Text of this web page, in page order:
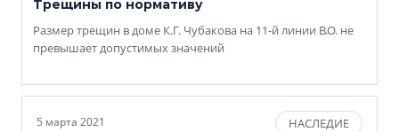
Трещины по нормативу
Размер трещин в доме К.Г. Чубакова на 11-й линии В.О. не
превышает допустимых значений
5 марта 2021 НАСЛЕДИЕ